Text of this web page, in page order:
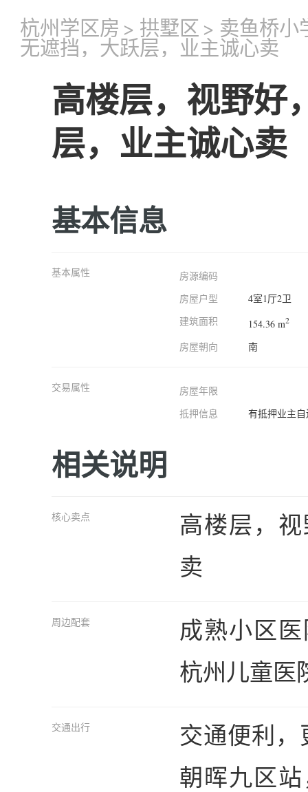
杭州学区房 > 拱墅区 > 卖鱼桥小
无遮挡，大跃层，业主诚心卖
高楼层，视野好
层，业主诚心卖
基本信息
基本属性
房源编码
房屋户型
4室1厅2卫
建筑面积
154.36 m2
房屋朝向 南
交易属性
房屋年限
抵押信息
有抵押业主
相关说明
核心卖点
高楼层，
卖
周边配套
成熟小区
杭州儿童医
交通出行
交通便利，
朝晖九区